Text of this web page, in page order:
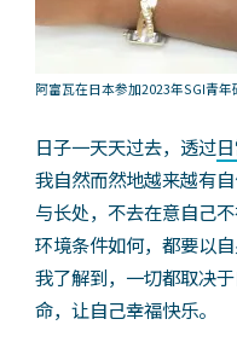
阿富瓦在日本参加2023年SGI青年
日子一天天过去，透过
我自然而然地越来越有
与长处，不去在意自己
环境条件如何，都要以
我了解到，一切都取决
命，让自己幸福快乐。